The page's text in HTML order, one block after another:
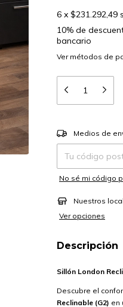
6 x $231.292,49
10% de
bancario
Ver más detalles
Entregas para el
Medios de
No sé mi código
Nuestros
Ver opciones
Descripción
Sillón London
Descubre el
Reclinable (G2) en